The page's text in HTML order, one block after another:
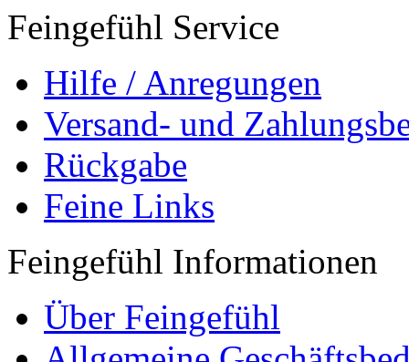
Feingefühl Service
Hilfe / Anregungen
Versand- und
Rückgabe
Feine Links
Feingefühl Informationen
Über Feingefühl